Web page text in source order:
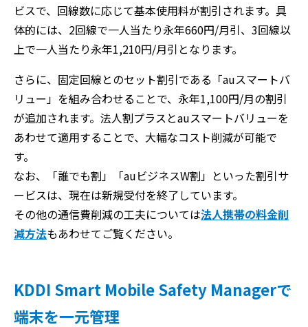
ビスで、回線数に応じて基本使用料が割引されます。具
体的には、2回線で一人当たり永年660円/月引、3回線以
上で一人当たり永年1,210円/月引となります。
さらに、固定回線とのセット割引である「auスマートバ
リュー」を組み合わせることで、永年1,100円/月の割引
が追加されます。法人割プラスとauスマートバリューを
あわせて適用することで、大幅なコスト削減が可能で
す。
なお、「誰でも割」「auビジネスW割」といった割引サ
ービスは、現在は新規受付を終了しています。
その他の通信費削減の工夫については法人携帯の料金削
減方法もあわせてご覧ください。
KDDI Smart Mobile Safety Managerで
端末を一元管理